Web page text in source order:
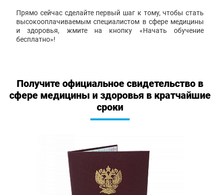
Прямо сейчас сделайте первый шаг к тому, чтобы стать
высокооплачиваемым специалистом в сфере медицины
и здоровья, жмите на кнопку «Начать обучение
бесплатно»!
Получите официальное свидетельство в
сфере медицины и здоровья в кратчайшие
сроки